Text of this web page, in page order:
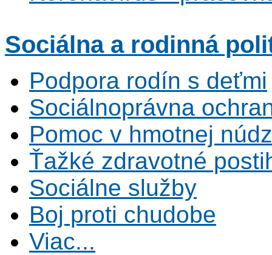
Sociálnaa rodinná
Podpora rodín s deťmi
Sociálnoprávna
Pomoc v hmotnej
Ťažké zdravotné
Sociálne služby
Boj proti chudobe
Viac...